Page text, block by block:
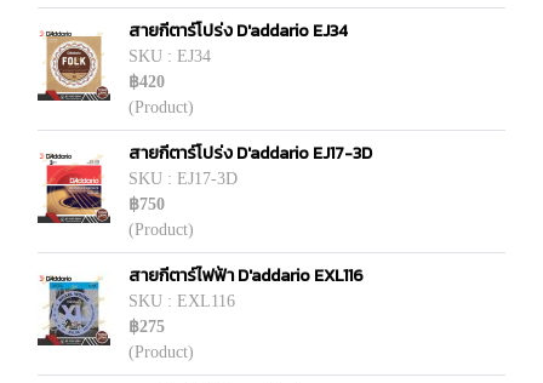
สายกีตาร์โปร่ง D'addario EJ34
SKU : EJ34
฿420
(Product)
สายกีตาร์โปร่ง D'addario EJ17-3D
SKU : EJ17-3D
฿750
(Product)
สายกีตาร์ไฟฟ้า D'addario EXL116
SKU : EXL116
฿275
(Product)